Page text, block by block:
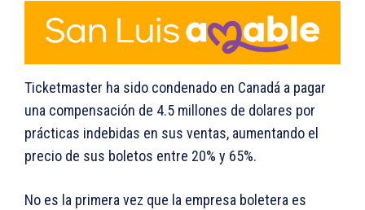
Ticketmaster ha sido condenado en Canadá a pagar
una compensación de 4.5 millones de dolares por
prácticas indebidas en sus ventas, aumentando el
precio de sus boletos entre 20% y 65%.
No es la primera vez que la empresa boletera es